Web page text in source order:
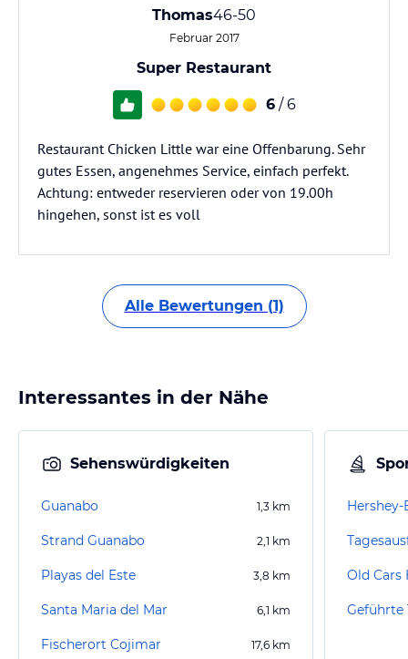
Thomas46-50
Februar 2017
Super Restaurant
6 / 6
Restaurant Chicken Little war eine Offenbarung. Sehr
gutes Essen, angenehmes Service, einfach perfekt.
Achtung: entweder reservieren oder von 19.00h
hingehen, sonst ist es voll
Alle Bewertungen (1)
Interessantes in der Nähe
Sehenswürdigkeiten
Guanabo 1,3 km
Strand Guanabo 2,1 km
Playas del Este 3,8 km
Santa Maria del Mar 6,1 km
Fischerort Cojimar 17,6 km
Hershey-
Old Cars